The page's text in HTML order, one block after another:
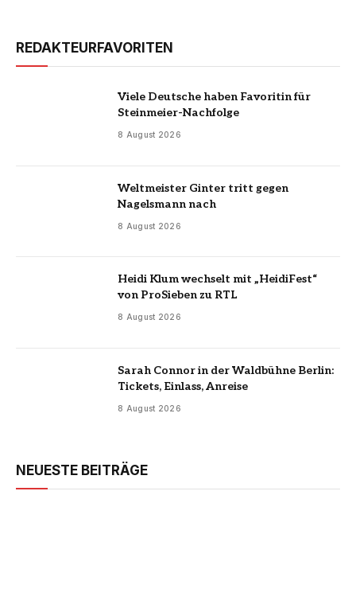
REDAKTEURFAVORITEN
Viele Deutsche haben Favoritin für
Steinmeier-Nachfolge
8 August 2026
Weltmeister Ginter tritt gegen
Nagelsmann nach
8 August 2026
Heidi Klum wechselt mit „HeidiFest“
von ProSieben zu RTL
8 August 2026
Sarah Connor in der Waldbühne Berlin:
Tickets, Einlass, Anreise
8 August 2026
NEUESTE BEITRÄGE